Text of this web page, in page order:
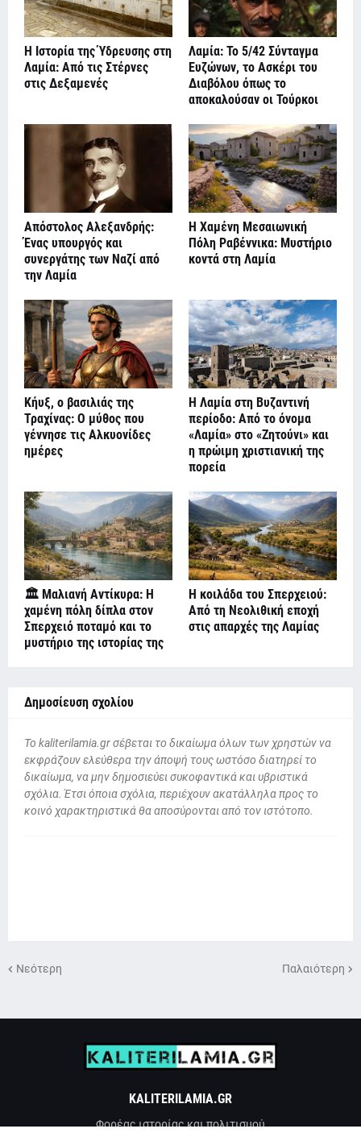
Η Ιστορία της Ύδρευσης στη
Λαμία: Από τις Στέρνες
στις Δεξαμενές
Λαμία: Το 5/42 Σύνταγμα
Ευζώνων, το Ασκέρι του
Διαβόλου όπως το
αποκαλούσαν οι Τούρκοι
Απόστολος Αλεξανδρής:
Ένας υπουργός και
συνεργάτης των Ναζί από
την Λαμία
Η Χαμένη Μεσαιωνική
Πόλη Ραβέννικα: Μυστήριο
κοντά στη Λαμία
Κήυξ, ο βασιλιάς της
Τραχίνας: Ο μύθος που
γέννησε τις Αλκυονίδες
ημέρες
Η Λαμία στη Βυζαντινή
περίοδο: Από το όνομα
«Λαμία» στο «Ζητούνι» και
η πρώιμη χριστιανική της
πορεία
🏛️ Μαλιανή Αντίκυρα: Η
χαμένη πόλη δίπλα στον
Σπερχειό ποταμό και το
μυστήριο της ιστορίας της
Η κοιλάδα του Σπερχειού:
Από τη Νεολιθική εποχή
στις απαρχές της Λαμίας
Δημοσίευση σχολίου
To kaliterilamia.gr σέβεται το δικαίωμα όλων των χρηστών να
εκφράζουν ελεύθερα την άποψή τους ωστόσο διατηρεί το
δικαίωμα, να μην δημοσιεύει συκοφαντικά και υβριστικά
σχόλια. Έτσι όποια σχόλια, περιέχουν ακατάλληλα προς το
κοινό χαρακτηριστικά θα αποσύρονται από τον ιστότοπο.
Νεότερη Παλαιότερη
KALITERILAMIA.GR
Φορέας ιστορίας και πολιτισμού